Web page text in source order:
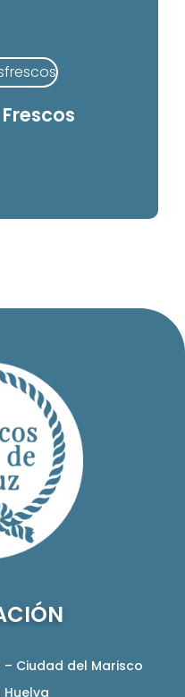
Ciudad del Marisco
Huelva